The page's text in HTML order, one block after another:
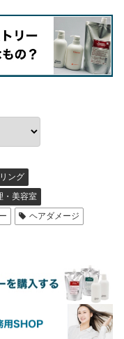
ング
・美容室
ヘアダメージ